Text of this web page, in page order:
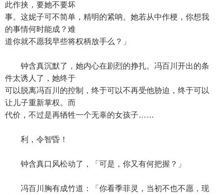
此作挟，要她不要坏
事。这妮子可不简单，精明的紧呐。她若从中作梗，你想我
的事情何时能成？难
道你就不愿我早些将权柄放手么？」
钟含真沉默了，她内心在剧烈的挣扎。冯百川开出的条
件太诱人了，她终于
可以脱离冯百川的控制，终于可以不再受他胁迫，终于可以
让儿子重新掌权。而
代价，不过是再牺牲一个无辜的女孩子……
利，令智昏！
钟含真口风松动了，「可是，你又有何把握？」
冯百川胸有成竹道：「你看季菲灵，当初不也不愿，现